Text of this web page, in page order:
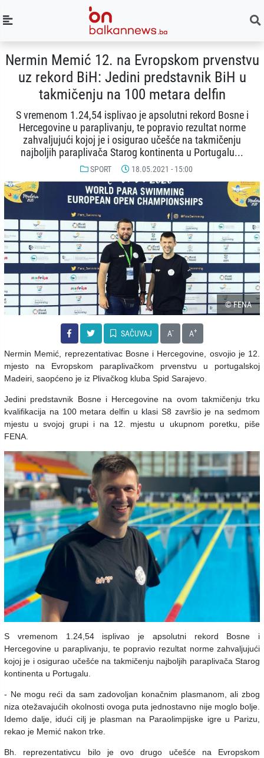
Nermin Memić 12. na Evropskom prvenstvu
uz rekord BiH: Jedini predstavnik BiH u
takmičenju na 100 metara delfin
S vremenom 1.24,54 isplivao je apsolutni rekord Bosne i
Hercegovine u paraplivanju, te popravio rezultat norme
zahvaljujući kojoj je i osigurao učešće na takmičenju
najboljih paraplivača Starog kontinenta u Portugalu...
SPORT 18.05.2021 - 15:00
© FENA
SAČUVAJ A- A+
Nermin Memić, reprezentativac Bosne i Hercegovine, osvojio je 12.
mjesto na Evropskom paraplivačkom prvenstvu u portugalskoj
Madeiri, saopćeno je iz Plivačkog kluba Spid Sarajevo.
Jedini predstavnik Bosne i Hercegovine na ovom takmičenju trku
kvalifikacija na 100 metara delfin u klasi S8 završio je na sedmom
mjestu u svojoj grupi i na 12. mjestu u ukupnom poretku, piše
FENA.
S vremenom 1.24,54 isplivao je apsolutni rekord Bosne i
Hercegovine u paraplivanju, te popravio rezultat norme zahvaljujući
kojoj je i osigurao učešće na takmičenju najboljih paraplivača Starog
kontinenta u Portugalu.
- Ne mogu reći da sam zadovoljan konačnim plasmanom, ali zbog
niza otežavajućih okolnosti ovoga puta jednostavno nije moglo bolje.
Idemo dalje, idući cilj je plasman na Paraolimpijske igre u Parizu,
rekao je Memić nakon trke.
Bh. reprezentativcu bilo je ovo drugo učešće na Evropskom